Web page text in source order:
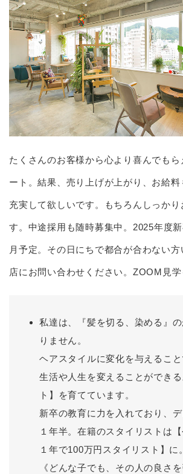
たくさんのお客様から心より喜んでも
ート。結果、売り上げが上がり、お給料
充実して欲しいです。もちろんしっかり
す。中途採用も随時募集中。2025年度
月予定。その日にちで都合が合わない
店にお問い合わせください。ZOOM見学
私達は、『髪を切る、染める』
りません。
ヘアスタイルに変化を与えるこ
生活や人生を変えることができ
ト】を育てています。
新卒の教育に力を入れており、
１年半。在籍のスタイリストは
１年で100万円スタイリスト】に。
《どんな子でも、その人の良さ